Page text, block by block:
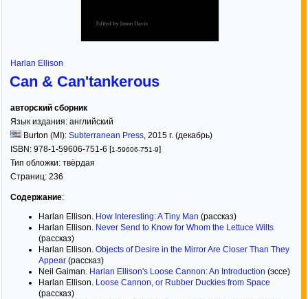
Harlan Ellison
Can & Can'tankerous
авторский сборник
Язык издания: английский
Burton (MI): Subterranean Press, 2015 г. (декабрь)
ISBN: 978-1-59606-751-6 [1-59606-751-9]
Тип обложки: твёрдая
Страниц: 236
Содержание:
Harlan Ellison. How Interesting: A Tiny Man (рассказ)
Harlan Ellison. Never Send to Know for Whom the Lettuce Wilts
(рассказ)
Harlan Ellison. Objects of Desire in the Mirror Are Closer Than They
Appear (рассказ)
Neil Gaiman. Harlan Ellison's Loose Cannon: An Introduction (эссе)
Harlan Ellison. Loose Cannon, or Rubber Duckies from Space
(рассказ)